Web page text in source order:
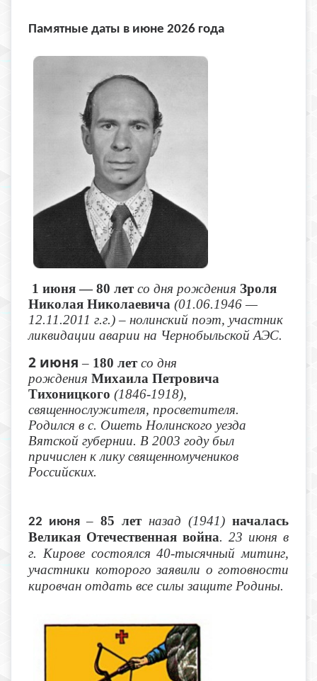
Памятные даты в июне 2026 года
1 июня — 80 лет со дня рождения Зроля
Николая Николаевича (01.06.1946 —
12.11.2011 г.г.) – нолинский поэт, участник
ликвидации аварии на Чернобыльской АЭС.
2 июня – 180 лет со дня
рождения Михаила Петровича
Тихоницкого (1846-1918),
священнослужителя, просветителя.
Родился в с. Ошеть Нолинского уезда
Вятской губернии. В 2003 году был
причислен к лику священномучеников
Российских.
22 июня– 85 лет назад (1941) началась
Великая Отечественная война. 23 июня в
г. Кирове состоялся 40-тысячный митинг,
участники которого заявили о готовности
кировчан отдать все силы защите Родины.